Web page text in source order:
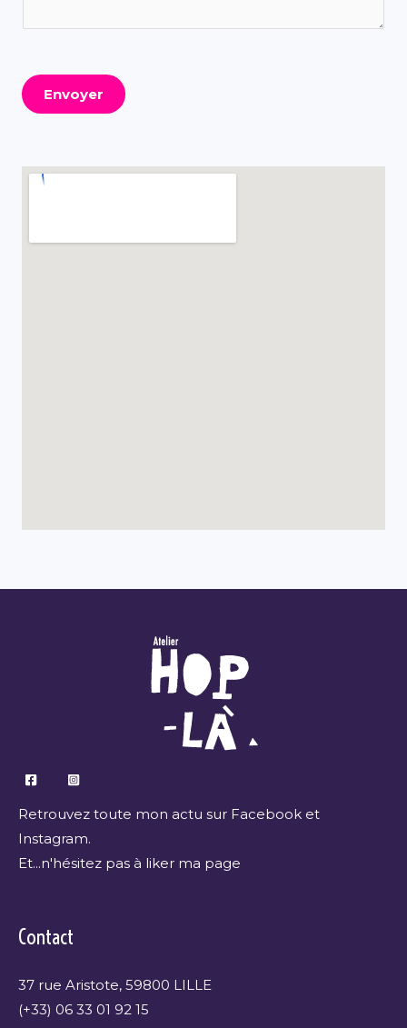
Envoyer
Retrouvez toute mon actu sur Facebook et
Instagram.
Et...n'hésitez pas à liker ma page
Contact
37 rue Aristote, 59800 LILLE
(+33) 06 33 01 92 15